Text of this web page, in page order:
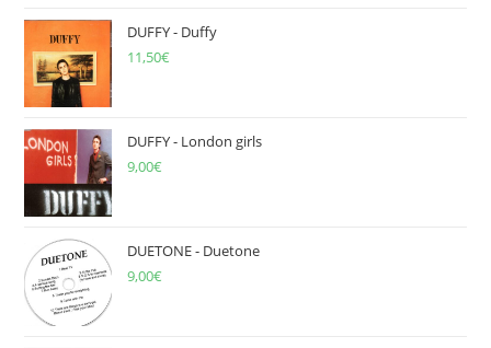
DUFFY - Duffy
11,50€
DUFFY - London girls
9,00€
DUETONE - Duetone
9,00€